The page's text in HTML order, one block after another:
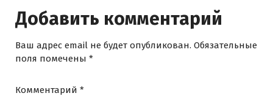
Добавить комментарий
Ваш адрес email не будет опубликован. Обязательные
поля помечены *
Комментарий *